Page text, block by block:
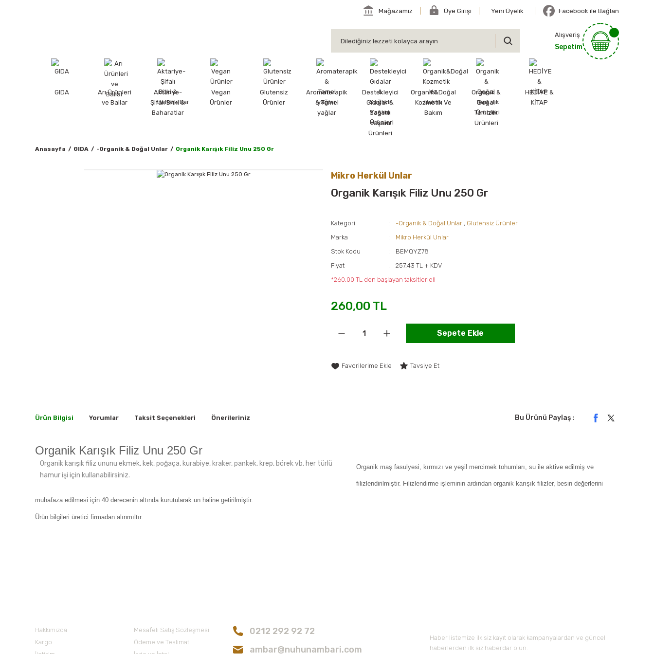
Mağazamız Üye Girişi Yeni Üyelik Facebook ile Bağlan
Alışveriş
Sepetim
GIDA
Arı Ürünleri
ve Ballar
Aktariye-
Şifalı Bitki &
Baharatlar
Vegan
Ürünler
Glutensiz
Ürünler
Aromaterapik
& Temel
yağlar
Destekleyici
Gıdalar &
Sağlıklı
Yaşam
Ürünleri
Organik&Doğal
Kozmetik Ve
Bakım
Organik &
Doğal
Temizlik
Ürünleri
HEDİYE &
KİTAP
Anasayfa GIDA -Organik & Doğal Unlar Organik Karışık Filiz Unu 250 Gr
Mikro Herkül Unlar
Organik Karışık Filiz Unu 250 Gr
Kategori -Organik & Doğal Unlar , Glutensiz Ürünler
Marka
Mikro Herkül Unlar
Stok Kodu
BEMQYZ78
Fiyat
257,43 TL + KDV
*260,00 TL den başlayan taksitlerle!!
260,00 TL
Sepete Ekle
Tavsiye Et
Ürün Bilgisi Yorumlar Taksit Seçenekleri Önerileriniz Bu Ürünü Paylaş :
Organik Karışık Filiz Unu 250 Gr
Organik karışık filiz ununu ekmek, kek, poğaça, kurabiye, kraker, pankek, krep, börek vb. her türlü
hamur işi için kullanabilirsiniz.
Organik maş fasulyesi, kırmızı ve yeşil mercimek tohumları, su ile aktive edilmiş ve
filizlendirilmiştir. Filizlendirme işleminin ardından organik karışık filizler, besin değerlerini
muhafaza edilmesi için 40 derecenin altında kurutularak un haline getirilmiştir.
Ürün bilgileri üretici firmadan alınmıltır.
Hakkımızda
Kargo
Mesafeli Satış Sözleşmesi
Ödeme ve Teslimat
0212 292 92 72
ambar@nuhunambari.com
Haber listemize ilk siz kayıt olarak kampanyalardan ve güncel
haberlerden ilk siz haberdar olun.